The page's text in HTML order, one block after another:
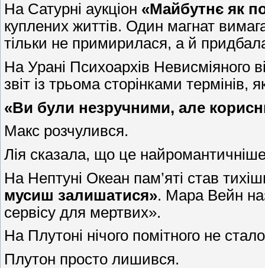
На Сатурні аукціон «Майбутнє як
куплених життів. Один магнат
тільки не примирилася, а й
На Урані Психоархів Невисміяного
звіт із трьома сторінками термінів,
«Ви були незручними, але
Макс розчулився.
Лія сказала, що це
На Нептуні Океан пам’яті став
мусиш залишатися». Мара Вейн
сервісу для мертвих».
На Плутоні нічого помітного не
Плутон просто лишився.